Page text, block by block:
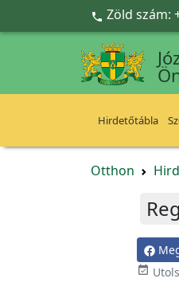
Ugrás a fő tartalomra
 Zöld szám:
Hirdetőtábla
Otthon
